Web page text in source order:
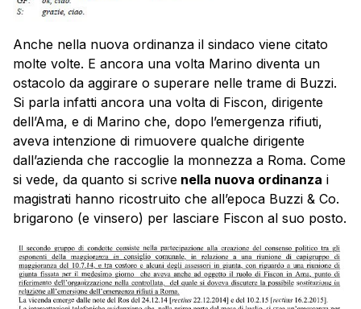
Anche nella nuova ordinanza il sindaco viene citato
molte volte. E ancora una volta Marino diventa un
ostacolo da aggirare o superare nelle trame di Buzzi.
Si parla infatti ancora una volta di Fiscon, dirigente
dell’Ama, e di Marino che, dopo l’emergenza rifiuti,
aveva intenzione di rimuovere qualche dirigente
dall’azienda che raccoglie la monnezza a Roma. Come
si vede, da quanto si scrive nella nuova ordinanza i
magistrati hanno ricostruito che all’epoca Buzzi & Co.
brigarono (e vinsero) per lasciare Fiscon al suo posto.